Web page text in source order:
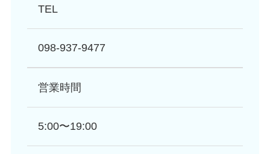
TEL
098-937-9477
営業時間
5:00〜19:00